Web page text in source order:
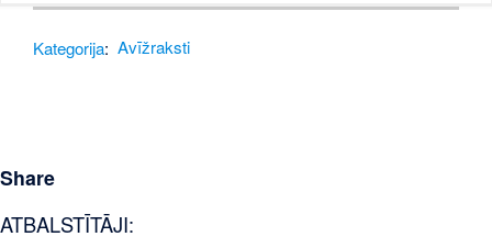
Kategorija: Avīžraksti
Share
ATBALSTĪTĀJI: